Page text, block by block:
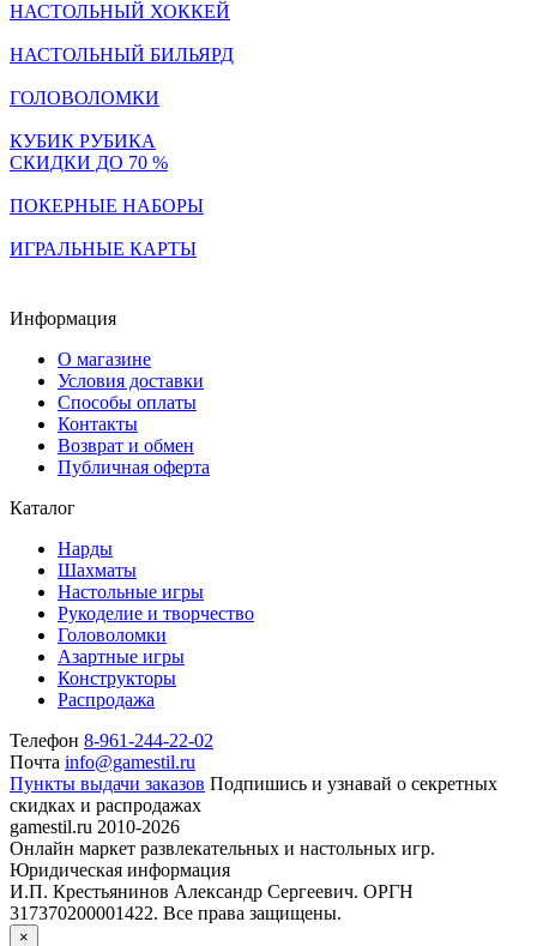
НАСТОЛЬНЫЙ ХОККЕЙ
НАСТОЛЬНЫЙ БИЛЬЯРД
ГОЛОВОЛОМКИ
КУБИК РУБИКА
СКИДКИ ДО 70 %
ПОКЕРНЫЕ НАБОРЫ
ИГРАЛЬНЫЕ КАРТЫ
Информация
О магазине
Условия доставки
Способы оплаты
Контакты
Возврат и обмен
Публичная оферта
Каталог
Нарды
Шахматы
Настольные игры
Рукоделие и творчество
Головоломки
Азартные игры
Конструкторы
Распродажа
Телефон 8-961-244-22-02
Почта info@gamestil.ru
Пункты выдачи заказов Подпишись и узнавай о секретных
скидках и распродажах
gamestil.ru 2010-2026
Онлайн маркет развлекательных и настольных игр.
Юридическая информация
И.П. Крестьянинов Александр Сергеевич. ОРГН
317370200001422. Все права защищены.
×